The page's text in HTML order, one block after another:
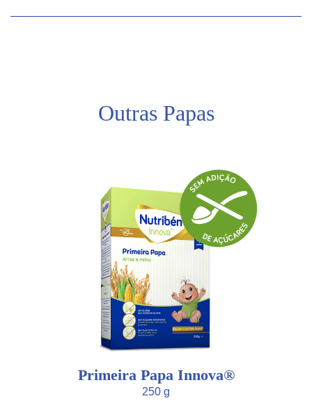
Outras Papas
Primeira Papa Innova®
250 g